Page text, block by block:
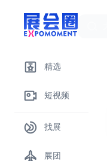
精选
短视频
找展
展团